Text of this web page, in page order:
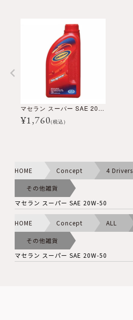
マセラン スーパー SAE 20W-50
¥1,760(税込)
HOME Concept 4 Drivers
その他雑貨
マセラン スーパー SAE 20W-50
HOME Concept ALL
その他雑貨
マセラン スーパー SAE 20W-50